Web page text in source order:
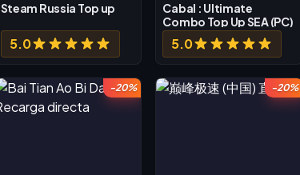
Steam Russia Top up
5.0
Cabal : Ultimate
Combo Top Up SEA (PC)
5.0
-20% -20%